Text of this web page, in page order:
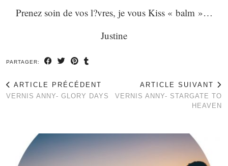
Prenez soin de vos l?vres, je vous Kiss « balm »…
Justine
PARTAGER:
ARTICLE PRÉCÉDENT
VERNIS ANNY- GLORY DAYS
ARTICLE SUIVANT
VERNIS ANNY- STARGATE TO
HEAVEN